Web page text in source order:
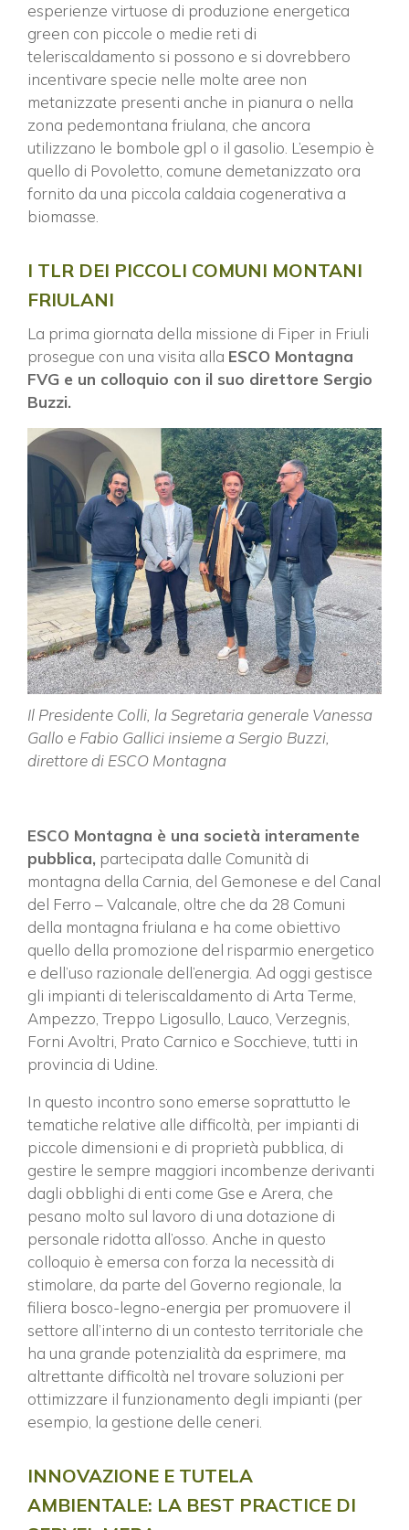
esperienze virtuose di produzione energetica
green con piccole o medie reti di
teleriscaldamento si possono e si dovrebbero
incentivare specie nelle molte aree non
metanizzate presenti anche in pianura o nella
zona pedemontana friulana, che ancora
utilizzano le bombole gpl o il gasolio. L’esempio è
quello di Povoletto, comune demetanizzato ora
fornito da una piccola caldaia cogenerativa a
biomasse.
I TLR DEI PICCOLI COMUNI MONTANI
FRIULANI
La prima giornata della missione di Fiper in Friuli
prosegue con una visita alla ESCO Montagna
FVG e un colloquio con il suo direttore Sergio
Buzzi.
Il Presidente Colli, la Segretaria generale Vanessa
Gallo e Fabio Gallici insieme a Sergio Buzzi,
direttore di ESCO Montagna
ESCO Montagna è una società interamente
pubblica, partecipata dalle Comunità di
montagna della Carnia, del Gemonese e del Canal
del Ferro – Valcanale, oltre che da 28 Comuni
della montagna friulana e ha come obiettivo
quello della promozione del risparmio energetico
e dell’uso razionale dell’energia. Ad oggi gestisce
gli impianti di teleriscaldamento di Arta Terme,
Ampezzo, Treppo Ligosullo, Lauco, Verzegnis,
Forni Avoltri, Prato Carnico e Socchieve, tutti in
provincia di Udine.
In questo incontro sono emerse soprattutto le
tematiche relative alle difficoltà, per impianti di
piccole dimensioni e di proprietà pubblica, di
gestire le sempre maggiori incombenze derivanti
dagli obblighi di enti come Gse e Arera, che
pesano molto sul lavoro di una dotazione di
personale ridotta all’osso. Anche in questo
colloquio è emersa con forza la necessità di
stimolare, da parte del Governo regionale, la
filiera bosco-legno-energia per promuovere il
settore all’interno di un contesto territoriale che
ha una grande potenzialità da esprimere, ma
altrettante difficoltà nel trovare soluzioni per
ottimizzare il funzionamento degli impianti (per
esempio, la gestione delle ceneri.
INNOVAZIONE E TUTELA
AMBIENTALE: LA BEST PRACTICE DI